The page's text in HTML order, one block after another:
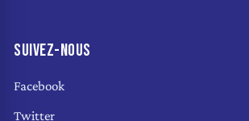
SUIVEZ-NOUS
Facebook
Twitter